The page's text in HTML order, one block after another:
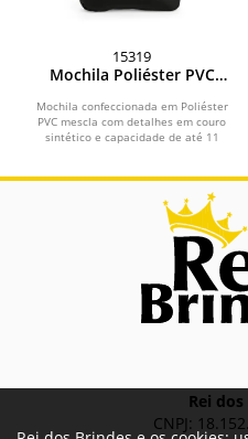
15319
Mochila Poliéster PVC
Mochila confeccionada em Poliéster
PVC mescla com detalhes em couro
sintético e capacidade de até 11
Rei
CNPJ: